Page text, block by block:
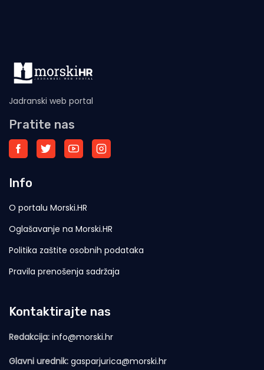
Jadranski web portal
Pratite nas
Info
O portalu Morski.HR
Oglašavanje na Morski.HR
Politika zaštite osobnih podataka
Pravila prenošenja sadržaja
Kontaktirajte nas
Redakcija: info@morski.hr
Glavni urednik: gasparjurica@morski.hr